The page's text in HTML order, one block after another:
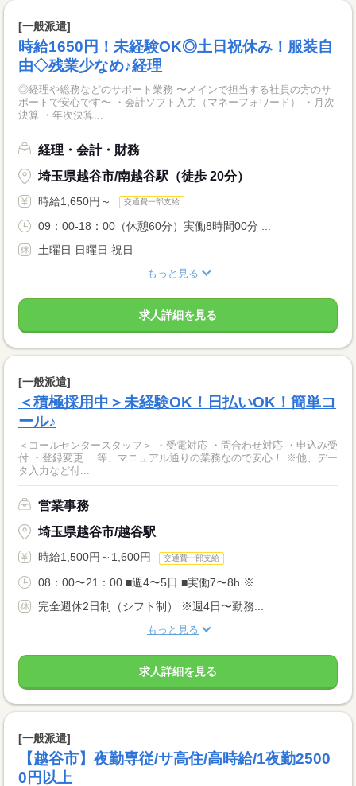
[一般派遣]
時給1650円！未経験OK◎土日祝休み！服装自
由◇残業少なめ♪経理
◎経理や総務などのサポート業務 〜メインで担当する社員の方のサ
ポートで安心です〜 ・会計ソフト入力（マネーフォワード） ・月次
決算 ・年次決算...
経理・会計・財務
埼玉県越谷市/南越谷駅（徒歩 20分）
時給1,650円～ 交通費一部支給
09：00-18：00（休憩60分）実働8時間00分 ...
土曜日 日曜日 祝日
もっと見る
求人詳細を見る
[一般派遣]
＜積極採用中＞未経験OK！日払いOK！簡単コ
ール♪
＜コールセンタースタッフ＞ ・受電対応 ・問合わせ対応 ・申込み受
付 ・登録変更 …等、マニュアル通りの業務なので安心！ ※他、デー
タ入力など付...
営業事務
埼玉県越谷市/越谷駅
時給1,500円～1,600円 交通費一部支給
08：00〜21：00 ■週4〜5日 ■実働7〜8h ※...
完全週休2日制（シフト制） ※週4日〜勤務...
もっと見る
求人詳細を見る
[一般派遣]
【越谷市】夜勤専従/サ高住/高時給/1夜勤2500
0円以上